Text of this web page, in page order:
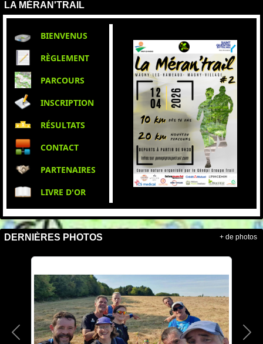
LA MÉRAN'TRAIL
BIENVENUS
RÈGLEMENT
PARCOURS
INSCRIPTION
RÉSULTATS
CONTACT
PARTENAIRES
LIVRE D'OR
DERNIÈRES PHOTOS
Précedent
+ de photos